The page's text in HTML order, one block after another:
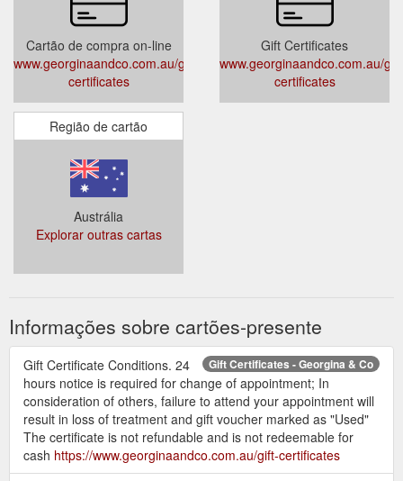
Cartão de compra on-line
www.georginaandco.com.au/gift-
certificates
Gift Certificates
www.georginaandco.com.au/
certificates
Região de cartão
Austrália
Explorar outras cartas
Informações sobre cartões-presente
Gift Certificates - Georgina & Co
Gift Certificate Conditions. 24
hours notice is required for change of appointment; In
consideration of others, failure to attend your appointment will
result in loss of treatment and gift voucher marked as "Used"
The certificate is not refundable and is not redeemable for
cash https://www.georginaandco.com.au/gift-certificates